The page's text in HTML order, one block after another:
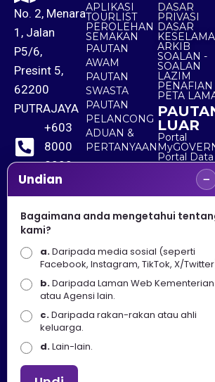
No. 2, Menara
1, Jalan
P5/6,
Presint 5,
62200
PUTRAJAYA
+603
8000
8000
+603
8891
7100
APLIKASI
TOURLIST
PEROLEHAN
SEMAKAN
PAUTAN
AWAM
PAUTAN
SWASTA
PAUTAN
PELANCONG
ADUAN &
PERTANYAAN
DASAR
PRIVASI
DASAR
ARKIB
SOALAN -
SOALAN
LAZIM
PENAFIAN
PETA
LUAR
Portal
Portal Data
Terbuka
Sektor
Penafian : Kerajaan Malaysia dan
Pelancongan Seni dan Budaya
bertanggungjawab atas kehilangan
disebabkan oleh penggunaan mana-
yang diperolehi dari portal ini.
Undian −
Bagaimana anda mengetahui
kami?
a.Daripada media sosial (seperti
Facebook, Instagram, TikTok, X/
b.Daripada Laman Web Kementerian
atau Agensi lain.
c.Daripada rakan-rakan atau ahli
keluarga.
d.Lain-lain.
Apa Khabar! Selamat datang ke Portal Rasmi
Pelancongan, Seni dan Budaya